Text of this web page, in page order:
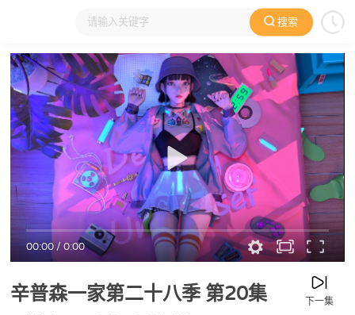
搜索
大家在看 日本动漫 国产动漫 欧美动漫 动漫电影
00:00/0:00
辛普森一家第二十八季第20集 下一集